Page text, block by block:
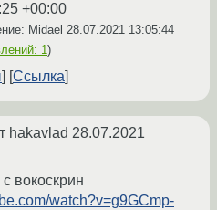
+00:00
Midael 28.07.2021 13:05:44
1)
Ссылка
hakavlad 28.07.2021
вокоскрин
watch?v=g9GCmp-